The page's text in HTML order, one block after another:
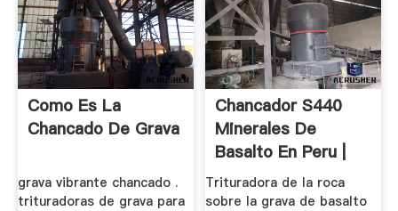
Como Es La
Chancado De Grava
grava vibrante chancado .
trituradoras de grava para
Chancador S440
Minerales De
Basalto En Peru |
Trituradora ...
Trituradora de la roca
sobre la grava de basalto